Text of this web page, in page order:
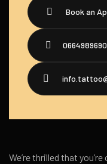
Book an
We’re thrilled that